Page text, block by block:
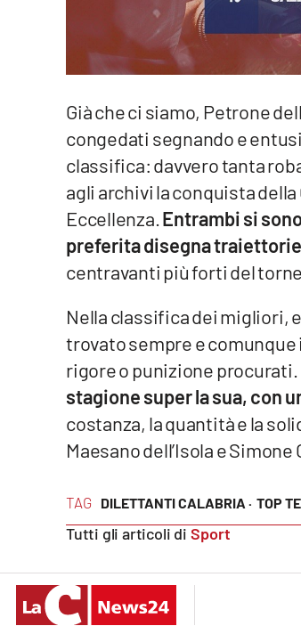
Lacitymag.it
Cosenzachannel.it
Catanzarochannel.it
TAG DILETTANTI CALABRIA · TOP
Tutti gli articoli di Sport
Già che ci siamo, Petrone
congedati segnando e
classifica: davvero tanta
agli archivi la conquista
Eccellenza. Entrambi si
preferita disegna
centravanti più forti del
Nella classifica dei migliori,
trovato sempre e
rigore o punizione procurati.
stagione super la sua, con
costanza, la quantità e la
Maesano dell’Isola e